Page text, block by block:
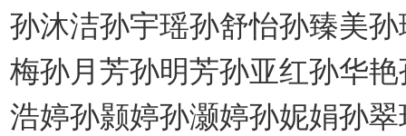
孙沐洁孙宇瑶孙舒怡孙臻美
梅孙月芳孙明芳孙亚红孙华
浩婷孙颢婷孙灏婷孙妮娟孙